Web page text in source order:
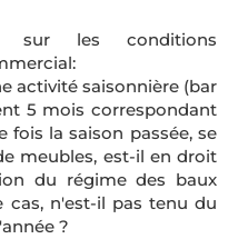
sur les conditions
activité saisonnière (bar
5 mois correspondant
la saison passée, se
meubles, est-il en droit
du régime des baux
cas, n'est-il pas tenu du
?